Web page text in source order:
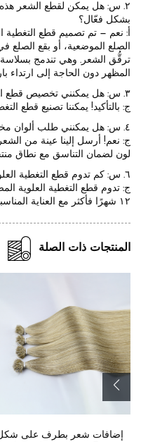
٢. س: هل يمكن لقطع الشعر هذه
بشكل فعّال؟
أ: نعم — تم تصميم قطع التغطية
الصلع الموضعية، أو بقع الصلع
ترقُّق الشعر. وهي تندمج بسلاسة
المظهر دون الحاجة إلى ارتداء
٣. س: هل يمكنني تخصيص قطع التغطية العلوية بشعاري وعبواتها؟
ج: بالتأكيد! يمكننا تصنيع قطع
٤. س: هل يمكنني طلب ألوان مخصصة لتتناسق مع خط منتجاتي الحالي؟
ج: نعم! أرسل إلينا عينة من
لون لضمان التناسق مع نطاق
٦. س: كم تدوم قطع التغطية العلوية الخاصة بكم؟
١٢ شهرًا فأكثر مع العناية المناسبة.
المنتجات ذات الصلة
على شكل
إضافات